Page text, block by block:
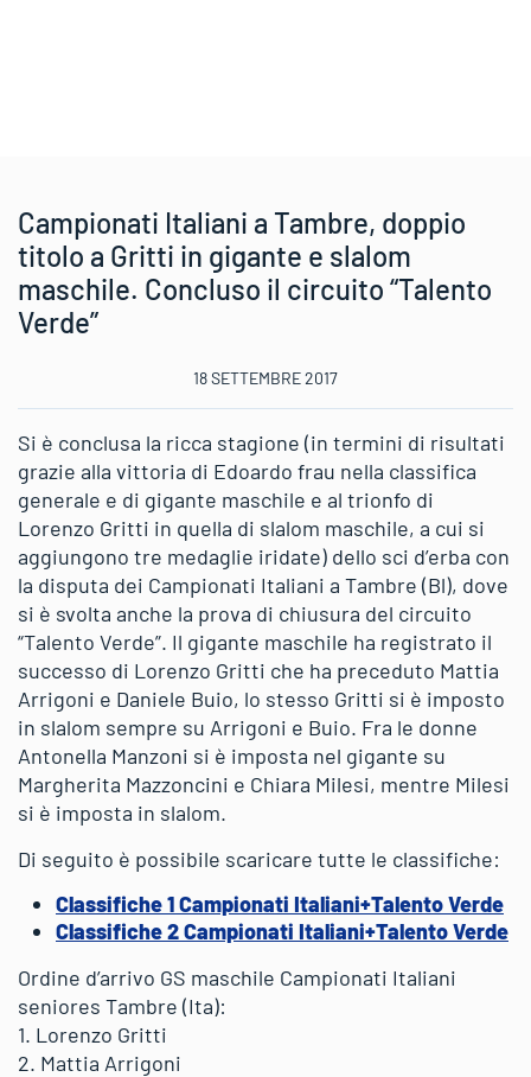
Campionati Italiani a Tambre, doppio
titolo a Gritti in gigante e slalom
maschile. Concluso il circuito “Talento
Verde”
18 SETTEMBRE 2017
Si è conclusa la ricca stagione (in termini di risultati
grazie alla vittoria di Edoardo frau nella classifica
generale e di gigante maschile e al trionfo di
Lorenzo Gritti in quella di slalom maschile, a cui si
aggiungono tre medaglie iridate) dello sci d’erba con
la disputa dei Campionati Italiani a Tambre (Bl), dove
si è svolta anche la prova di chiusura del circuito
“Talento Verde”. Il gigante maschile ha registrato il
successo di Lorenzo Gritti che ha preceduto Mattia
Arrigoni e Daniele Buio, lo stesso Gritti si è imposto
in slalom sempre su Arrigoni e Buio. Fra le donne
Antonella Manzoni si è imposta nel gigante su
Margherita Mazzoncini e Chiara Milesi, mentre Milesi
si è imposta in slalom.
Di seguito è possibile scaricare tutte le classifiche:
Classifiche 1 Campionati Italiani+Talento Verde
Classifiche 2 Campionati Italiani+Talento Verde
Ordine d’arrivo GS maschile Campionati Italiani
seniores Tambre (Ita):
1. Lorenzo Gritti
2. Mattia Arrigoni